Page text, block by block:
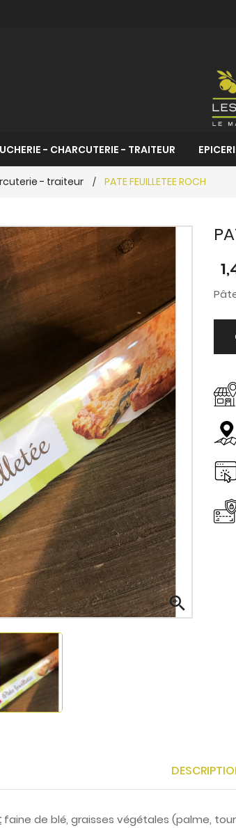
- CHARCUTERIE - TRAITEUR
- traiteur PATE FEUILLETEE ROCH

faine de blé, graisses végétales (palme,